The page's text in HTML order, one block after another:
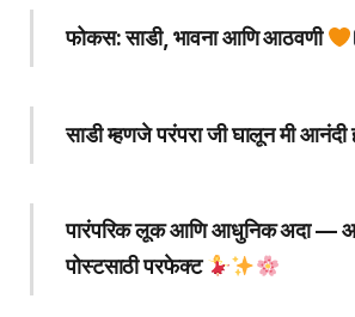
फोकस: साडी, भावना आणि आठवणी
साडी म्हणजे परंपरा जी घालून मी आनंदी
पारंपरिक लूक आणि आधुनिक अदा —
पोस्टसाठी परफेक्ट